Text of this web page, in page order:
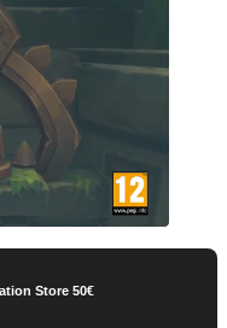
Store 50€